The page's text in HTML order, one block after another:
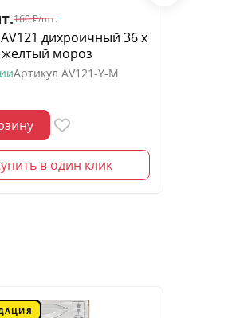
160 ₽/шт.
дихроичный 36 х
мороз
Артикул AV121-Y-M
в один клик